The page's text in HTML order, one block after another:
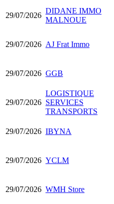
29/07/2026
DIDANE IMMO
MALNOUE
29/07/2026 AJ Frat Immo
29/07/2026 GGB
29/07/2026
LOGISTIQUE
SERVICES
TRANSPORTS
29/07/2026 IBYNA
29/07/2026 YCLM
29/07/2026 WMH Store